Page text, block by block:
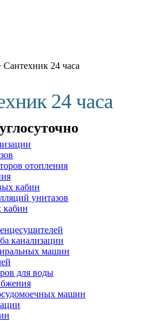
Сантехник 24 часа
24 часа
отопления
кабин
унитазов
кабин
канализации
машин
для воды
машин